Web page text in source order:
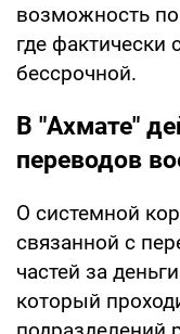
возможность
где
бессрочной.
В "Ахмате"
переводов
О системной
связанной с
частей за
который